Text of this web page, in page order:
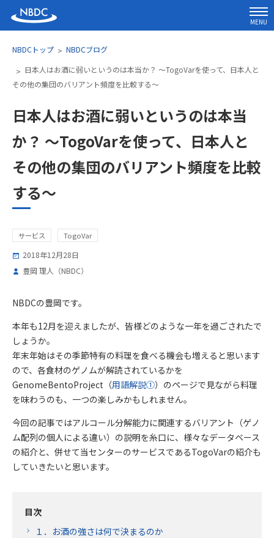
MENU
NBDCトップ
NBDCブログ
日本人はお酒に弱いというのは本当か？ ～TogoVarを使って、日本人と
その他の集団のバリアント頻度を比較する～
日本人はお酒に弱いというのは本当
か？ ～TogoVarを使って、日本人と
その他の集団のバリアント頻度を比較
する～
サービス TogoVar
2018年12月28日
豊岡 理人（NBDC）
NBDCの豊岡です。
本年も12月を迎えましたが、皆様どのような一年を過ごされたで
しょうか。
年末年始はその季節特有の料理を食べる機会も増えると思います
ので、各食材のゲノムが解読されているかを
GenomeBentoProject（用語解説①）のページで見ながら料理
を味わうのも、一つの楽しみかもしれません。
今回の記事ではアルコール分解能力に関連するバリアント（ゲノ
ム配列の個人による違い）の説明を糸口に、様々なデータベース
の紹介と、併せて当センターのサービスであるTogoVarの紹介も
していきたいと思います。
目次
１．お酒の強さは何で決まるのか